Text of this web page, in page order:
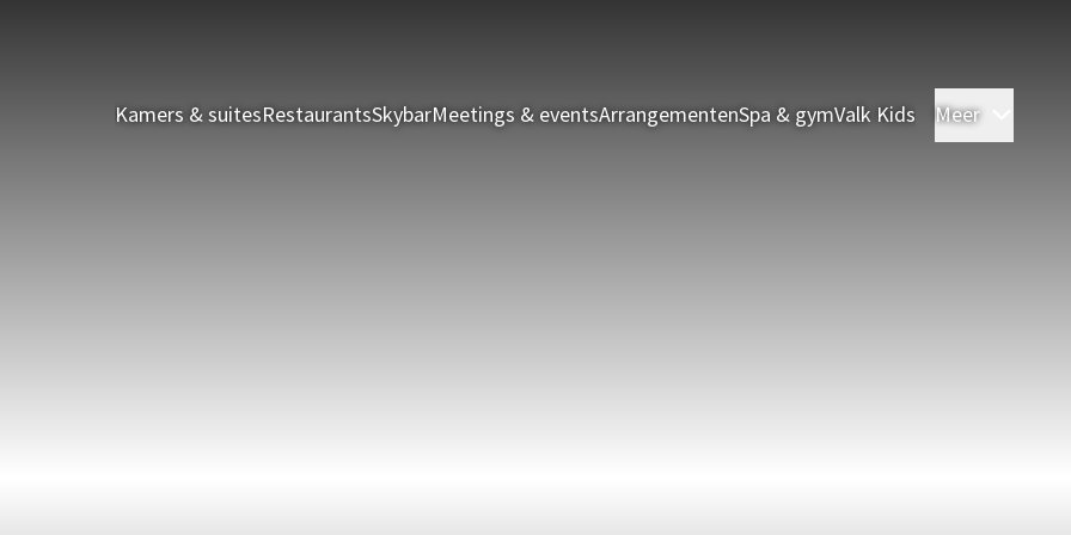
Kamers & suitesRestaurantsSkybarMeetings & eventsArrangementenSpa & gymValk Kids Meer